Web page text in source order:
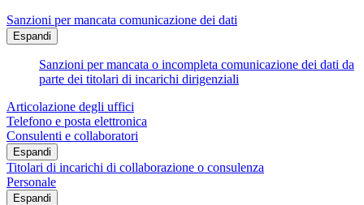
Sanzioni per mancata comunicazione dei dati
Espandi
Sanzioni per mancata o incompleta comunicazione dei dati da
parte dei titolari di incarichi dirigenziali
Articolazione degli uffici
Telefono e posta elettronica
Consulenti e collaboratori
Espandi
Titolari di incarichi di collaborazione o consulenza
Personale
Espandi